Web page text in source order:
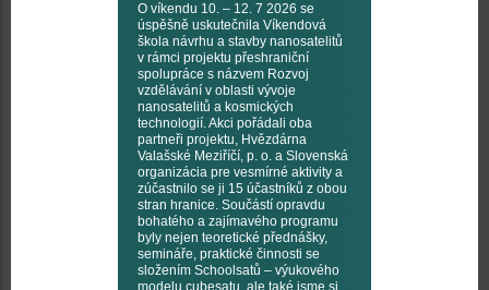
O víkendu 10. – 12. 7 2026 se
úspěšně uskutečnila Víkendová
škola návrhu a stavby nanosatelitů
v rámci projektu přeshraniční
spolupráce s názvem Rozvoj
vzdělávání v oblasti vývoje
nanosatelitů a kosmických
technologií. Akci pořádali oba
partneři projektu, Hvězdárna
Valašské Meziříčí, p. o. a Slovenská
organizácia pre vesmírné aktivity a
zúčastnilo se ji 15 účastníků z obou
stran hranice. Součástí opravdu
bohatého a zajímavého programu
byly nejen teoretické přednášky,
semináře, praktické činnosti se
složením Schoolsatů – výukového
modelu cubesatu, ale také jsme si